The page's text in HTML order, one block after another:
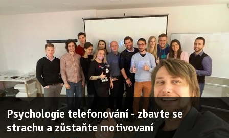
Psychologie telefonování - zbavte se
strachu a zůstaňte motivovaní